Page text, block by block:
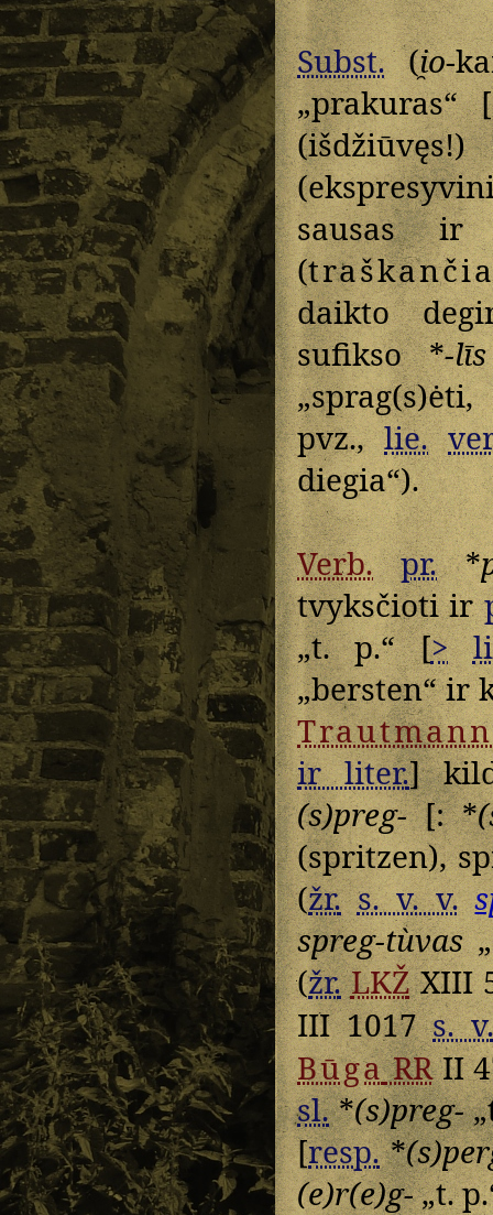
Subst.(i̯o-
sausas ir
(
daikto
sufikso *-līs
pvz.,lie.
diegia“).
Verb.
pr.*
tvyksčioti ir
„t. p.“ [>
„bersten“ ir
Trautmann
ir liter.]
(s)preg-[: *
(spritzen),
(žr. s. v. v.
spreg-tùvas
(žr. LKŽXIII
III 1017s. v.
BūgaRRII
sl.*(s)preg-
[resp.*
(e)r(e)g-„t.